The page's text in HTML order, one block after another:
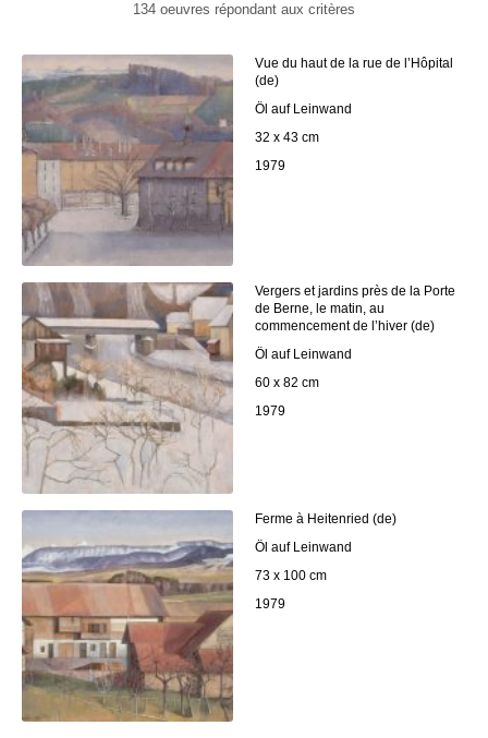
134 oeuvres répondant aux critères
Vue du haut de la rue de l’Hôpital
(de)
Öl auf Leinwand
32 x 43 cm
1979
Vergers et jardins près de la Porte
de Berne, le matin, au
commencement de l’hiver (de)
Öl auf Leinwand
60 x 82 cm
1979
Ferme à Heitenried (de)
Öl auf Leinwand
73 x 100 cm
1979